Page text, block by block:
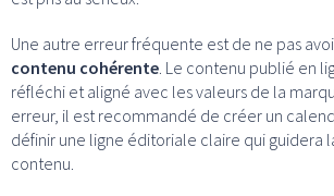
Une autre erreur fréquente est de ne pas
contenu cohérente . Le contenu publié en
réfléchi et aligné avec les valeurs de la
erreur, il est recommandé de créer un
définir une ligne éditoriale claire qui guidera
contenu.